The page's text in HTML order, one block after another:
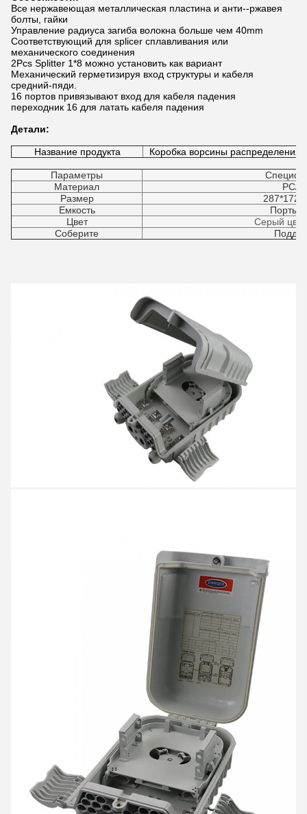
Все нержавеющая металлическая пластина и анти--ржавея
болты, гайки
Управление радиуса загиба волокна больше чем 40mm
Соответствующий для splicer сплавливания или
механического соединения
2Pcs Splitter 1*8 можно установить как вариант
Механический герметизируя вход структуры и кабеля
средний-пяди.
16 портов привязывают вход для кабеля падения
переходник 16 для латать кабеля падения
Детали:
Название продукта Коробка ворсины распределения
Параметры
Материал
PC/
Размер
Емкость
Порты
Цвет
Серый
Соберите